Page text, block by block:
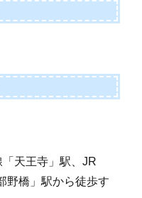
天王寺」駅、JR
野橋」駅から徒歩す